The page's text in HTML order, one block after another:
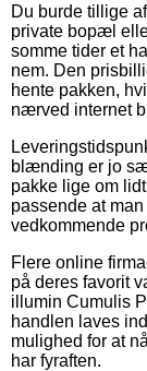
Du burde tillige
private bopæl
somme tider et
nem. Den
hente pakken,
nærved internet
blænding er jo
pakke lige om
passende at
vedkommende
Flere online
på deres favorit
illumin Cumulis
handlen laves
mulighed for at
har fyraften.